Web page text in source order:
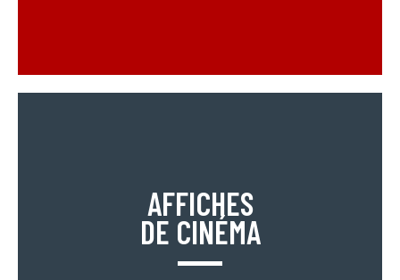
AFFICHES
DE CINÉMA